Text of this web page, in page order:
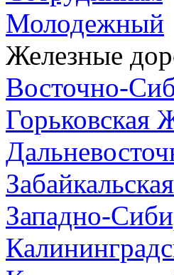
Молодежный
Железные
Восточно-
Горьковская
Западно-